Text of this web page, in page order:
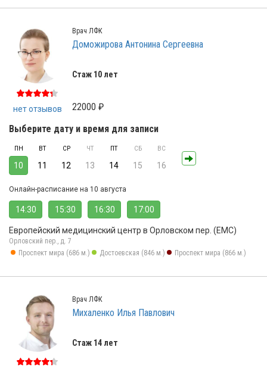
нет отзывов
Врач ЛФК
Доможирова Антонина Сергеевна
Стаж 10 лет
22000 ₽
Выберите дату и время для записи
ПН
10
ВТ
11
СР
12
ЧТ
13
ПТ
14
СБ
15
ВС
16
Онлайн-расписание на 10 августа
14:30 15:30 16:30 17:00
Европейский медицинский центр в Орловском пер. (ЕМС)
Орловский пер., д. 7
Проспект мира (686 м.)
Достоевская (846 м.) Проспект мира (866 м.)
Врач ЛФК
Михаленко Илья Павлович
Стаж 14 лет